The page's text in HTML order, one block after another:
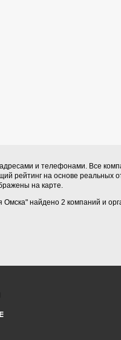
и телефонами. Все
рейтинг на основе реальных
на карте.
Омска" найдено 2 компаний и